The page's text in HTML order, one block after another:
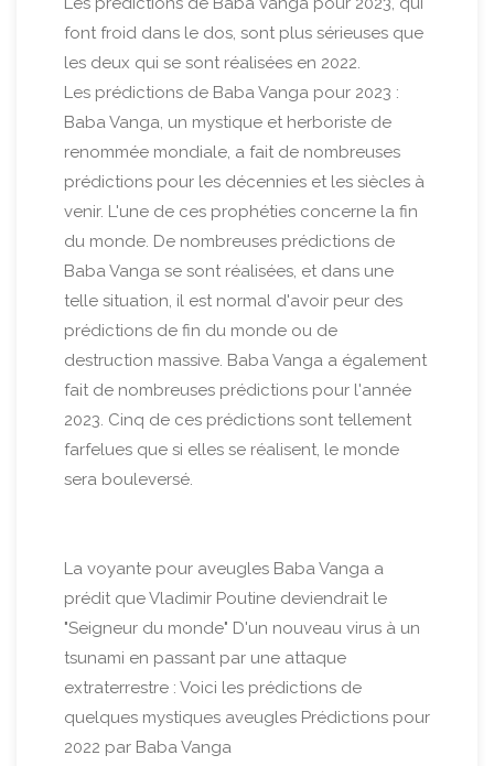
font froid dans le dos, sont plus sérieuses que
les deux qui se sont réalisées en 2022.
Les prédictions de Baba Vanga pour 2023 :
Baba Vanga, un mystique et herboriste de
renommée mondiale, a fait de nombreuses
prédictions pour les décennies et les siècles à
venir. L'une de ces prophéties concerne la fin
du monde. De nombreuses prédictions de
Baba Vanga se sont réalisées, et dans une
telle situation, il est normal d'avoir peur des
prédictions de fin du monde ou de
destruction massive. Baba Vanga a également
fait de nombreuses prédictions pour l'année
2023. Cinq de ces prédictions sont tellement
farfelues que si elles se réalisent, le monde
sera bouleversé.
La voyante pour aveugles Baba Vanga a
prédit que Vladimir Poutine deviendrait le
"Seigneur du monde" D'un nouveau virus à un
tsunami en passant par une attaque
extraterrestre : Voici les prédictions de
quelques mystiques aveugles Prédictions pour
2022 par Baba Vanga